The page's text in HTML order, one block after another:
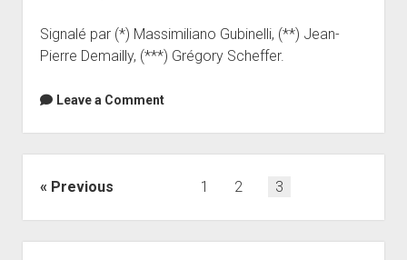
Signalé par (*) Massimiliano Gubinelli, (**) Jean-
Pierre Demailly, (***) Grégory Scheffer.
Leave a Comment
Posts
Previous 1 2 3